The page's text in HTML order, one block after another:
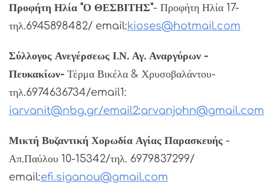
Προφήτη Ηλία "Ο ΘΕΣΒΙΤΗΣ"- Προφήτη Ηλία 17-
τηλ.6945898482/ email: kioses@hotmail.com
Σύλλογος Ανεγέρσεως Ι.Ν. Αγ. Αναργύρων -
Πευκακίων- Τέρμα Βικέλα & Χρυσοβαλάντου-
τηλ.6974636734/email1:
iarvanit@nbg.gr/email2:arvanjohn@gmail.com
Μικτή Βυζαντική Χορωδία Αγίας Παρασκευής -
Απ.Παύλου 10-15342/τηλ. 6979837299/
email:efi.siganou@gmail.com